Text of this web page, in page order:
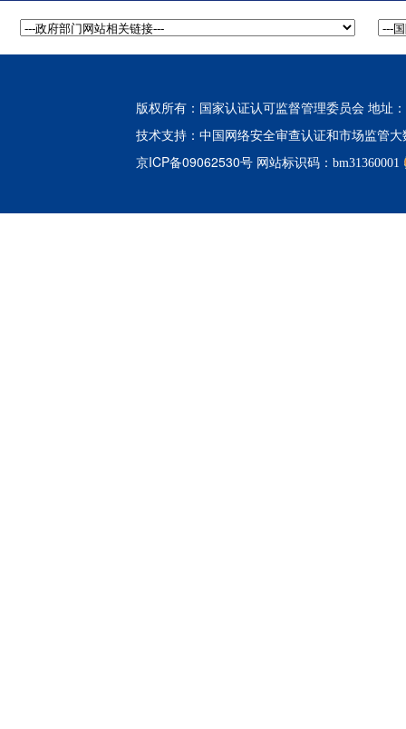
版权所有：国家认证认可监督管理委员会 地址
技术支持： 中国网络安全审查认证和市场监管
京ICP备09062530号 网站标识码：bm31360001